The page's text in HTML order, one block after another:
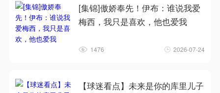
[集锦]傲娇奉先！伊布：谁说我爱
梅西，我只是喜欢，他也爱我
1476 2026-07-24
【球迷看点】未来是你的库里儿子